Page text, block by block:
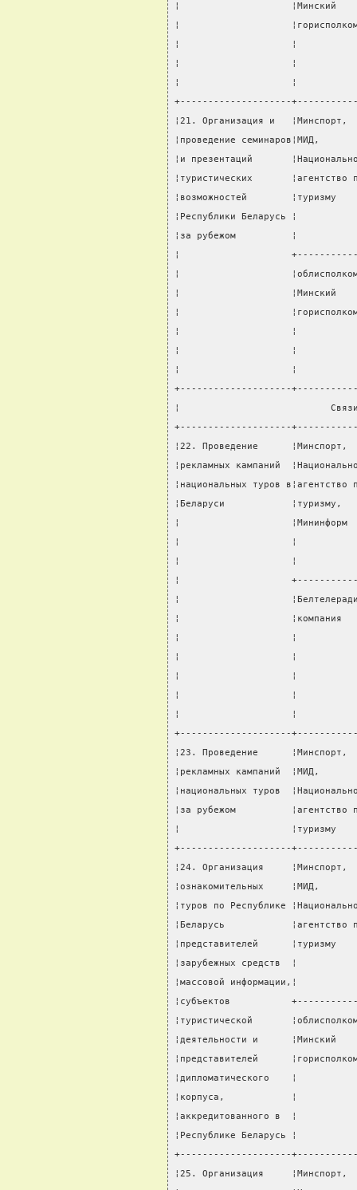
¦                    ¦Минский
¦
¦                    ¦
¦                    ¦
¦                    ¦
+--------------------
¦21. Организация и
¦проведение семинаров¦МИД,
¦и презентаций
¦туристических
¦возможностей
¦Республики Беларусь ¦
¦за рубежом          ¦
¦                    +-------------
¦
¦                    ¦Минский
¦
¦                    ¦
¦                    ¦
¦                    ¦
+--------------------
¦                           Связи
+--------------------
¦22. Проведение      ¦Минспорт,
¦рекламных кампаний
¦национальных туров
¦Беларуси
¦                    ¦Мининформ
¦                    ¦
¦                    ¦
¦
¦
¦
¦                    ¦
¦                    ¦
¦                    ¦
¦                    ¦
¦                    ¦
+--------------------
¦23. Проведение
¦рекламных кампаний  ¦МИД,
¦национальных туров
¦за рубежом
¦                    ¦туризму
+--------------------
¦24. Организация
¦ознакомительных     ¦МИД,
¦туров по Республике
¦Беларусь
¦представителей
¦зарубежных средств  ¦
¦массовой информации,¦
¦субъектов
¦туристической
¦деятельности и
¦представителей
¦дипломатического    ¦
¦корпуса,            ¦
¦аккредитованного в  ¦
¦Республике Беларусь
+--------------------
¦25. Организация